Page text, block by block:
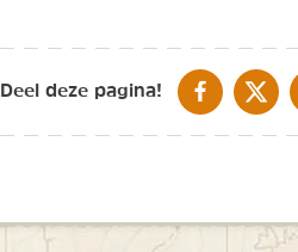
Deel deze pagina! DELEN OPDELEN